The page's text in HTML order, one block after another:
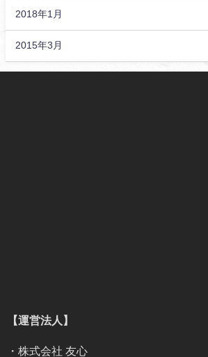
2018年1月
2015年3月
【運営法人】
・株式会社 友心